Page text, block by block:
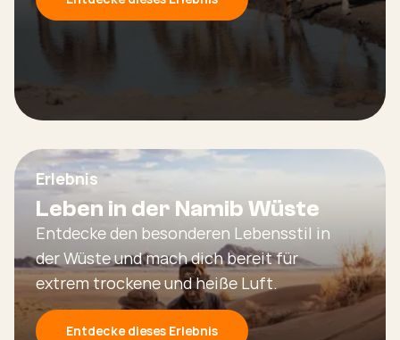
Erlebnis
Leben in der Namib Wüste
Entdecke den besonderen Lebensstil in
der Wüste und mach dich bereit für
extrem trockene und heiße Luft.
Entdecke dieses Erlebnis